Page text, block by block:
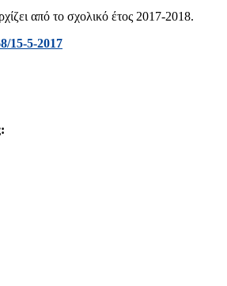
από το σχολικό έτος 2017-2018.
15-5-2017